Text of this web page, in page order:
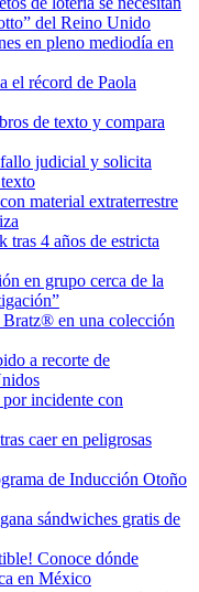
del Reino Unido
en pleno mediodía en
el récord de Paola
de texto y compara
judicial y solicita
material extraterrestre
4 años de estricta
en grupo cerca de la
Bratz® en una colección
a recorte de
incidente con
caer en peligrosas
de Inducción Otoño
sándwiches gratis de
Conoce dónde
en México